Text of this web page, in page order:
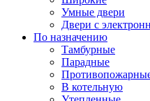
Умные двери
Двери с
По назначению
Тамбурные
Парадные
В котельную